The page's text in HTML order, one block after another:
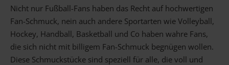
Nicht nur Fußball-Fans haben das Recht auf hochwertigen
Fan-Schmuck, nein auch andere Sportarten wie Volleyball,
Hockey, Handball, Basketball und Co haben wahre Fans,
die sich nicht mit billigem Fan-Schmuck begnügen wollen.
Diese Schmuckstücke sind speziell für alle, die voll und